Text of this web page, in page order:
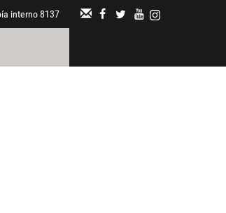
interno 8137